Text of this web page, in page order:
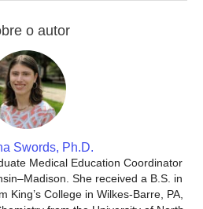
o autor
Swords, Ph.D.
Medical Education Coordinator
She received a B.S. in
King’s College in Wilkes-Barre, PA,